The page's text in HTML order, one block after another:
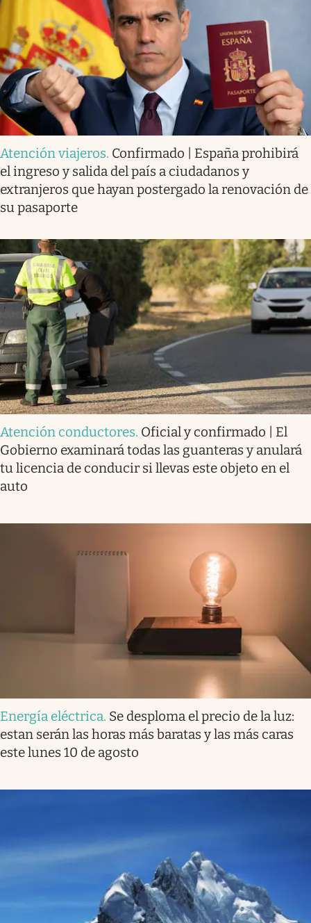
Atención viajeros. Confirmado | España prohibirá
el ingreso y salida del país a ciudadanos y
extranjeros que hayan postergado la renovación de
su pasaporte
Atención conductores. Oficial y confirmado | El
Gobierno examinará todas las guanteras y anulará
tu licencia de conducir si llevas este objeto en el
auto
Energía eléctrica. Se desploma el precio de la luz:
estan serán las horas más baratas y las más caras
este lunes 10 de agosto